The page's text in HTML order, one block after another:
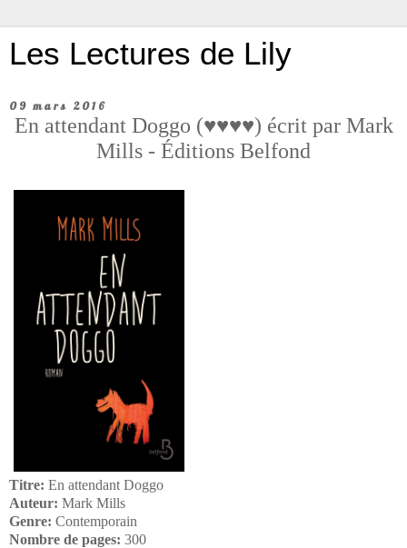
Les Lectures de Lily
09 mars 2016
En attendant Doggo (♥♥♥♥) écrit par Mark
Mills - Éditions Belfond
Titre: En attendant Doggo
Auteur: Mark Mills
Genre: Contemporain
Nombre de pages: 300